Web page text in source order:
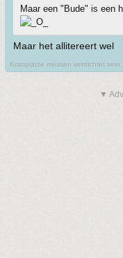
Maar een "Bude" is een
Maar het allitereert wel
Kranplätze müssen verdichtet sein
▼